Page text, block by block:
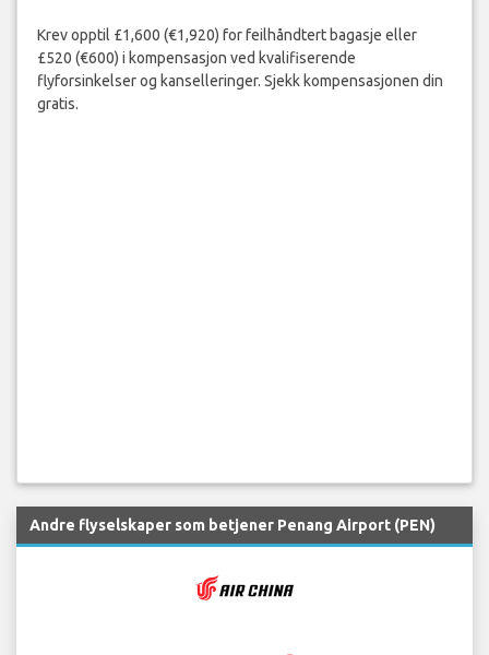
Krev opptil £1,600 (€1,920) for feilhåndtert bagasje eller
£520 (€600) i kompensasjon ved kvalifiserende
flyforsinkelser og kanselleringer. Sjekk kompensasjonen din
gratis.
Andre flyselskaper som betjener Penang Airport (PEN)